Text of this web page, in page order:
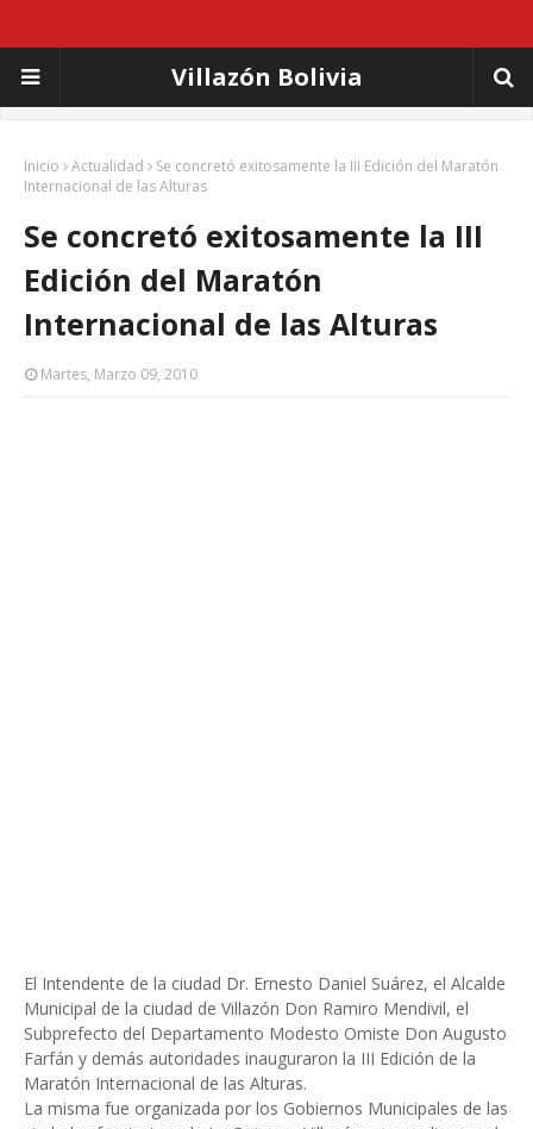
Villazón Bolivia
Inicio Actualidad
Se concretó exitosamente la III Edición del Maratón
Internacional de las Alturas
Se concretó exitosamente la III
Edición del Maratón
Internacional de las Alturas
Martes, Marzo 09, 2010
El Intendente de la ciudad Dr. Ernesto Daniel Suárez, el Alcalde
Municipal de la ciudad de Villazón Don Ramiro Mendivil, el
Subprefecto del Departamento Modesto Omiste Don Augusto
Farfán y demás autoridades inauguraron la III Edición de la
Maratón Internacional de las Alturas.
La misma fue organizada por los Gobiernos Municipales de las